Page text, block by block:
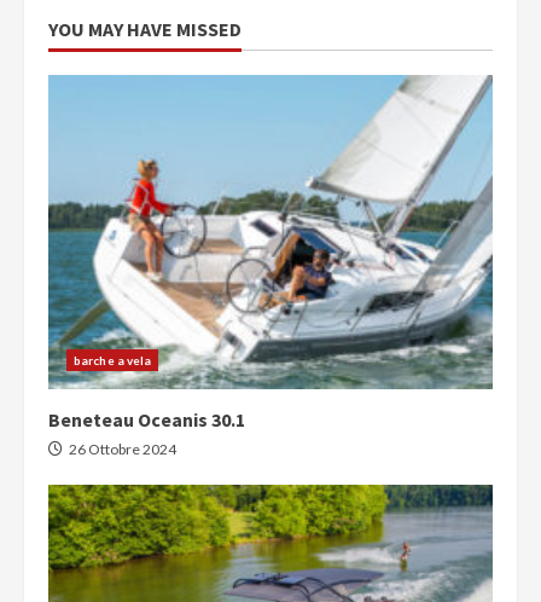
YOU MAY HAVE MISSED
barche a vela
Beneteau Oceanis 30.1
26 Ottobre 2024